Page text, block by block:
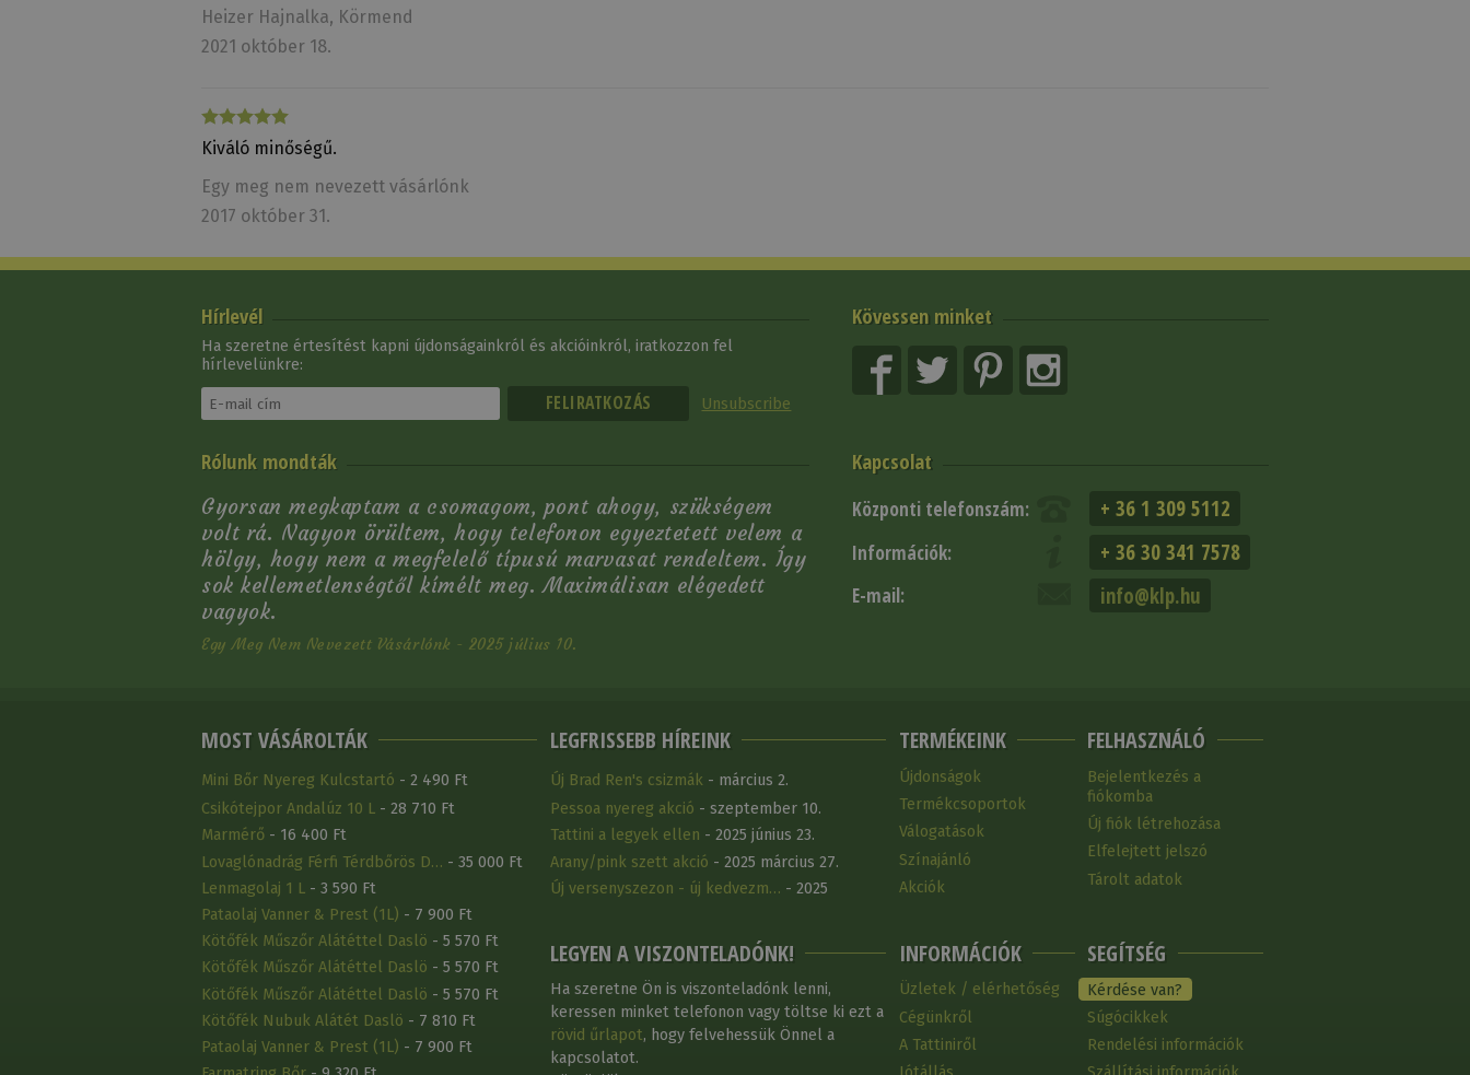
Sarkantyúszíj Western
9 350 Ft
Heizer Hajnalka, Körmend
2021 október 18.
Kiváló minőségű.
Egy meg nem nevezett vásárlónk
2017 október 31.
Kövessen minket
Hírlevél
Ha szeretne értesítést kapni újdonságainkról és akcióinkról, iratkozzon fel
hírlevelünkre:
Unsubscribe
Kapcsolat
Központi telefonszám: + 36 1 309 5112
Információk: + 36 30 341 7578
E-mail: info@klp.hu
Rólunk mondták
Gyorsan megkaptam a csomagom, pont ahogy, szükségem
volt rá. Nagyon örültem, hogy telefonon egyeztetett velem a
hölgy, hogy nem a megfelelő típusú marvasat rendeltem. Így
sok kellemetlenségtől kímélt meg. Maximálisan elégedett
vagyok.
Egy Meg Nem Nevezett Vásárlónk - 2025 július 10.
MOST VÁSÁROLTÁK
Mini Bőr Nyereg Kulcstartó - 2 490 Ft
Csikótejpor Andalúz 10 L - 28 710 Ft
Marmérő - 16 400 Ft
Lovaglónadrág Férfi Térdbőrös D… - 35 000 Ft
Lenmagolaj 1 L - 3 590 Ft
Pataolaj Vanner & Prest (1L) - 7 900 Ft
Kötőfék Műszőr Alátéttel Daslö - 5 570 Ft
Kötőfék Műszőr Alátéttel Daslö - 5 570 Ft
Kötőfék Műszőr Alátéttel Daslö - 5 570 Ft
Kötőfék Nubuk Alátét Daslö - 7 810 Ft
Pataolaj Vanner & Prest (1L) - 7 900 Ft
LEGFRISSEBB HÍREINK
Új Brad Ren's csizmák- március 2.
Pessoa nyereg akció - szeptember 10.
Tattini a legyek ellen - 2025 június 23.
Arany/pink szett akció - 2025 március 27.
Új versenyszezon - új kedvezm… - 2025
LEGYEN A VISZONTELADÓNK!
Ha szeretne Ön is viszonteladónk lenni,
keressen minket telefonon vagy töltse ki ezt a
rövid űrlapot, hogy felvehessük Önnel a
kapcsolatot.
TERMÉKEINK
Újdonságok
Termékcsoportok
Válogatások
Színajánló
Akciók
INFORMÁCIÓK
Üzletek / elérhetőség
Cégünkről
A Tattiniről
FELHASZNÁLÓ
Bejelentkezés a
fiókomba
Új fiók létrehozása
Elfelejtett jelszó
Tárolt adatok
SEGÍTSÉG
Kérdése van?
Súgócikkek
Rendelési információk